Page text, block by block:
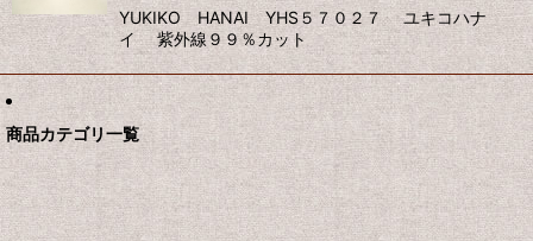
YUKIKO HANAI YHS５７０２７ ユキコハナ
イ 紫外線９９％カット
商品カテゴリ一覧